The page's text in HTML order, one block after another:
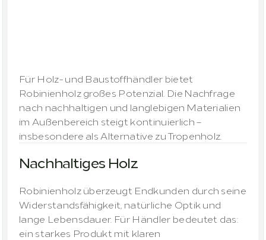
Für Holz- und Baustoffhändler bietet
Robinienholz großes Potenzial. Die Nachfrage
nach nachhaltigen und langlebigen Materialien
im Außenbereich steigt kontinuierlich –
insbesondere als Alternative zu Tropenholz.
Nachhaltiges Holz
Robinienholz überzeugt Endkunden durch seine
Widerstandsfähigkeit, natürliche Optik und
lange Lebensdauer. Für Händler bedeutet das:
ein starkes Produkt mit klaren